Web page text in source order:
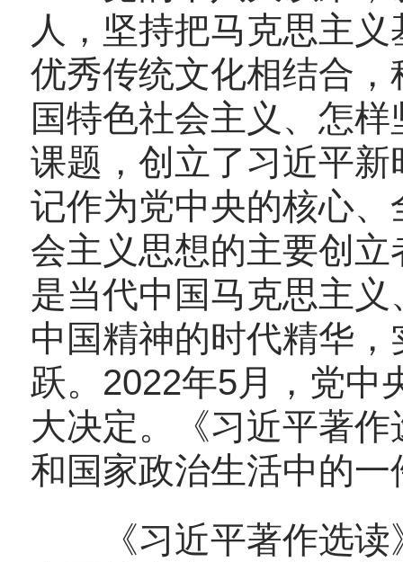
人，坚持把马克思主
优秀传统文化相结合
国特色社会主义、怎
课题，创立了习近平
记作为党中央的核心
会主义思想的主要创
是当代中国马克思主
中国精神的时代精华
跃。 2022年5月，党中
大决定。《习近平著
和国家政治生活中的
《习近平著作选读